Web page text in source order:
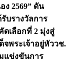
2569” ดัน
บรางวัลการ
เลือกที่ 2 มุ่งสู่
พระเจ้าอยู่หัววช.
แข่งขันการ